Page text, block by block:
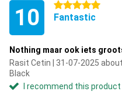
10 5 stars
Fantastic
Nothing maar ook iets
Rasit Cetin | 31-07-2025
Black
I recommend this product